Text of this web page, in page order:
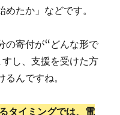
たか」などです。
の寄付が“どんな形で
し、支援を受けた方
んですね。
タイミングでは、電